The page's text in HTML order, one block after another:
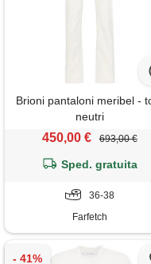
Brioni pantaloni meribel -
neutri
450,00 € 693,00 €
Sped. gratuita
36-38
Farfetch